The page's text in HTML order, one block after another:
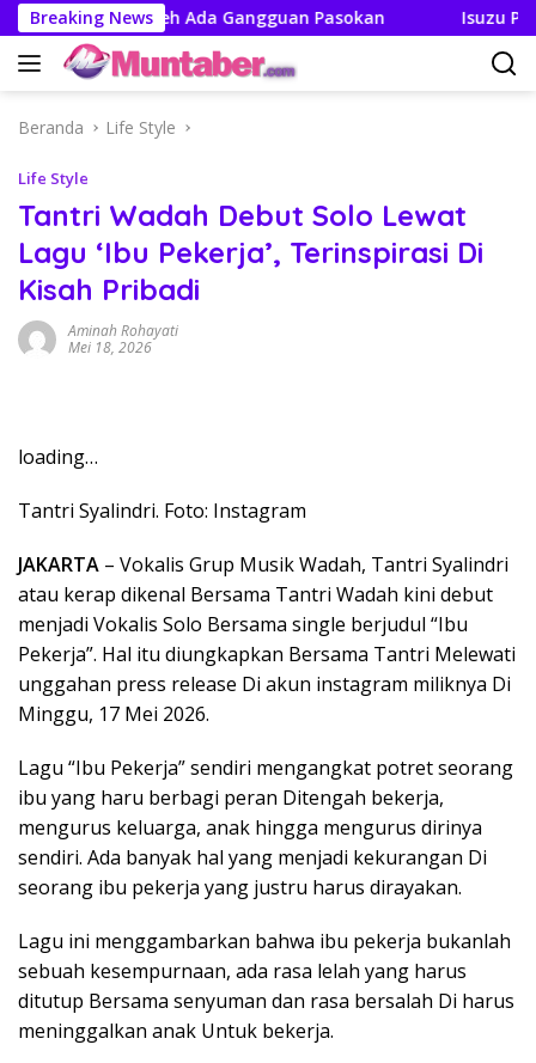
Langsung
ke
konten
Breaking News
Tak Boleh Ada Gangguan Pasokan Isuzu Pajang
Beranda Life Style
Life Style
Tantri Wadah Debut Solo Lewat
Lagu ‘Ibu Pekerja’, Terinspirasi Di
Kisah Pribadi
Aminah Rohayati
Mei 18, 2026
loading…
Tantri Syalindri. Foto: Instagram
JAKARTA – Vokalis Grup Musik Wadah, Tantri Syalindri
atau kerap dikenal Bersama Tantri Wadah kini debut
menjadi Vokalis Solo Bersama single berjudul “Ibu
Pekerja”. Hal itu diungkapkan Bersama Tantri Melewati
unggahan press release Di akun instagram miliknya Di
Minggu, 17 Mei 2026.
Lagu “Ibu Pekerja” sendiri mengangkat potret seorang
ibu yang haru berbagi peran Ditengah bekerja,
mengurus keluarga, anak hingga mengurus dirinya
sendiri. Ada banyak hal yang menjadi kekurangan Di
seorang ibu pekerja yang justru harus dirayakan.
Lagu ini menggambarkan bahwa ibu pekerja bukanlah
sebuah kesempurnaan, ada rasa lelah yang harus
ditutup Bersama senyuman dan rasa bersalah Di harus
meninggalkan anak Untuk bekerja.